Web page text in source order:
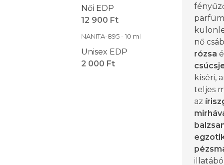
Női EDP
12 900 Ft
NANITA-895 - 10 ml
Unisex EDP
2 000 Ft
nő
rózsa
kíséri,
teljes
az